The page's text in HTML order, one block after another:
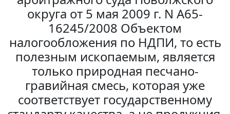
округа от 5 мая 2009 г. N А65-
16245/2008 Объектом
налогообложения по НДПИ, то есть
полезным ископаемым, является
только природная песчано-
гравийная смесь, которая уже
соответствует государственному